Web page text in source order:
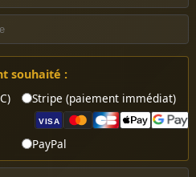
souhaité :
Stripe (paiement immédiat)
VISA
PayPal